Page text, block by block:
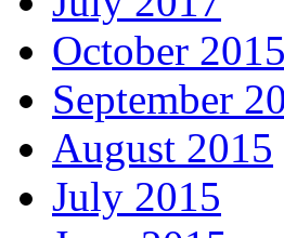
October 2015
September
August 2015
July 2015